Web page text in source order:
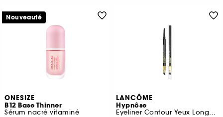
ONESIZE
B12 Base Thinner
Sérum nacré vitaminé
Nouveauté
LANCÔME
Hypnôse
Eyeliner Contour Yeux Longue Tenue